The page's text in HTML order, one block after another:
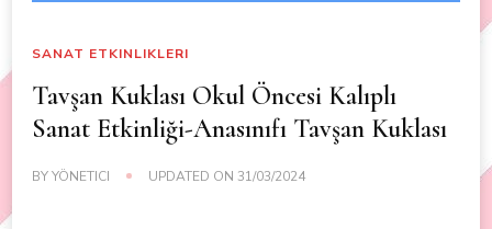
SANAT ETKINLIKLERI
Tavşan Kuklası Okul Öncesi Kalıplı
Sanat Etkinliği-Anasınıfı Tavşan Kuklası
BYYÖNETICI UPDATED ON 31/03/2024